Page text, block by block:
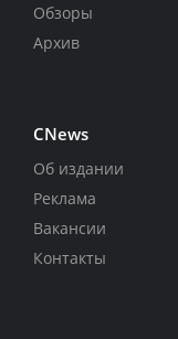
Обзоры
Архив
CNews
Об издании
Реклама
Вакансии
Контакты